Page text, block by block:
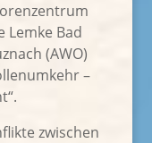
Lemke Bad
(AWO)
–
zwischen